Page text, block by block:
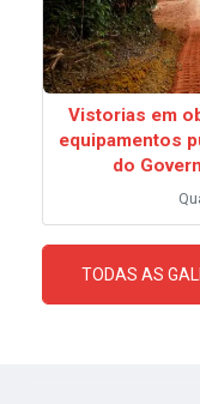
Vistorias em
equipamentos
do
TODAS AS